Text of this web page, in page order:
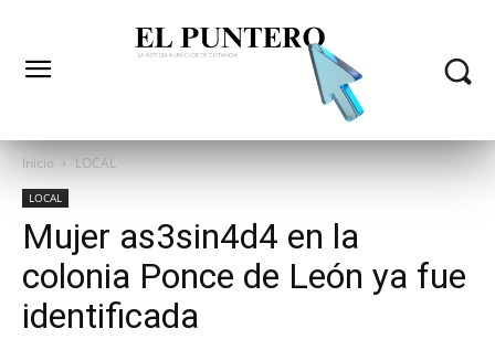
Inicio LOCAL
LOCAL
Mujer as3sin4d4 en la
colonia Ponce de León ya fue
identificada